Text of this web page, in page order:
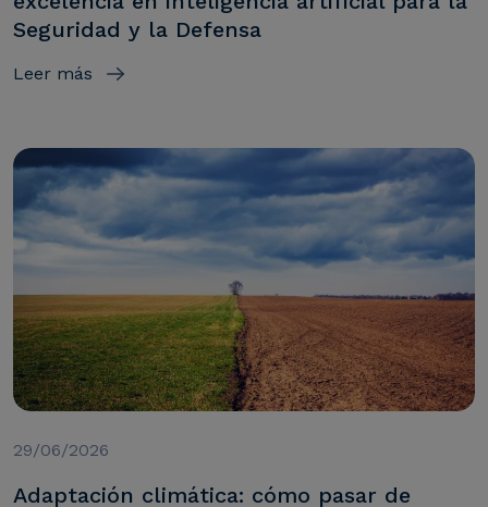
Seguridad y la Defensa
Leer más
29/06/2026
Adaptación climática: cómo pasar de